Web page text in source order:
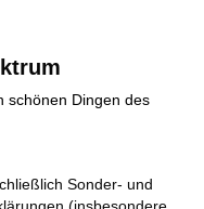
schönen Dingen des
Sonder- und